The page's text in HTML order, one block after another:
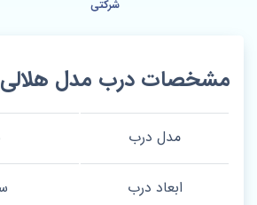
شرکتی
مشخصات درب مدل هلالی
مدل درب
ابعاد درب